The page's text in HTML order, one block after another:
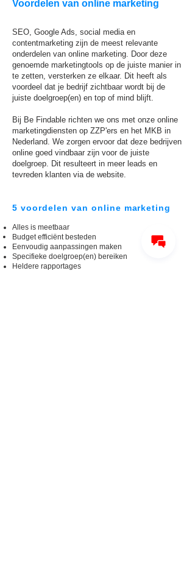
Voordelen van online marketing
SEO, Google Ads, social media en
contentmarketing zijn de meest relevante
onderdelen van online marketing. Door deze
genoemde marketingtools op de juiste manier in
te zetten, versterken ze elkaar. Dit heeft als
voordeel dat je bedrijf zichtbaar wordt bij de
juiste doelgroep(en) en top of mind blijft.
Bij Be Findable richten we ons met onze online
marketingdiensten op ZZP'ers en het MKB in
Nederland. We zorgen ervoor dat deze bedrijven
online goed vindbaar zijn voor de juiste
doelgroep. Dit resulteert in meer leads en
tevreden klanten via de website.
5 voordelen van online marketing
Alles is meetbaar
Budget efficiënt besteden
Eenvoudig aanpassingen maken
Specifieke doelgroep(en) bereiken
Heldere rapportages